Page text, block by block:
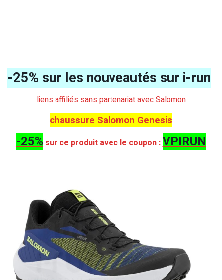
-25% sur les nouveautés sur i-run
liens affiliés sans partenariat avec Salomon
chaussure Salomon Genesis
-25%sur ce produit avec le coupon :VPIRUN